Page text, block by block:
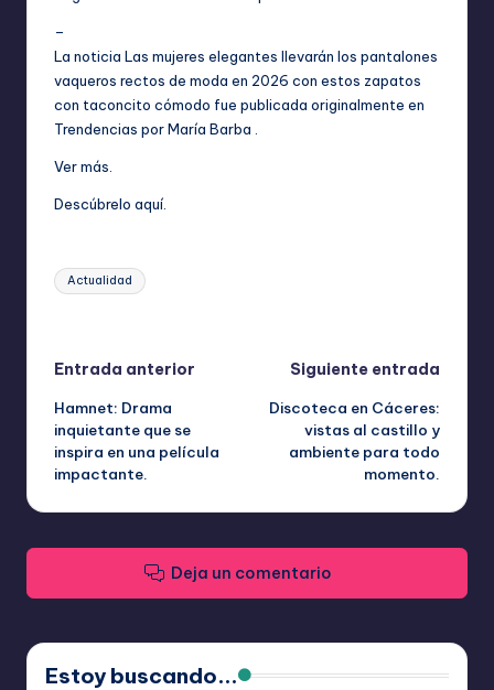
–
La noticia Las mujeres elegantes llevarán los pantalones
vaqueros rectos de moda en 2026 con estos zapatos
con taconcito cómodo fue publicada originalmente en
Trendencias porMaría Barba .
Ver más.
Descúbrelo aquí.
Etiquetas:
Actualidad
Navegación
de
entradas
Entrada anterior
Hamnet: Drama
inquietante que se
inspira en una película
impactante.
Siguiente entrada
Discoteca en Cáceres:
vistas al castillo y
ambiente para todo
momento.
Deja un comentario
Estoy buscando...